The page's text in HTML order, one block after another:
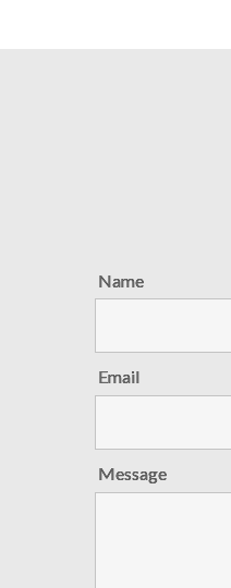
Name
Email
Message